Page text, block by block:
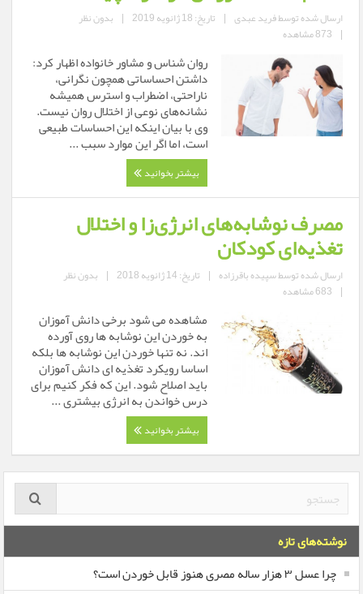
ارسال شده توسطفرید عبدی | تاریخ: 18 ژانویه 2019 | بدون نظر
| 873 مشاهده
روان شناس و مشاور خانواده اظهار کرد:
داشتن احساساتی همچون نگرانی،
ناراحتی، اضطراب و استرس همیشه
نشانه‌های نوعی از اختلال روان نیست.
وی با بیان اینکه این احساسات طبیعی
است، اما اگر این موارد سبب ...
بیشتر بخوانید
مصرف نوشابه‌های انرژی‌زا و اختلال
تغذیه‌ای کودکان
ارسال شده توسطسپیده باقرزاده | تاریخ: 14 ژانویه 2018 | بدون نظر
| 683 مشاهده
مشاهده می شود برخی دانش آموزان
به خوردن این نوشابه ها روی آورده
اند. نه تنها خوردن این نوشابه ها بلکه
اساسا رویکرد تغذیه ای دانش آموزان
باید اصلاح شود. این که فکر کنیم برای
درس خواندن به انرژی بیشتری ...
بیشتر بخوانید
نوشته‌های تازه
چرا عسل ۳ هزار ساله‌ مصری هنوز قابل خوردن است؟